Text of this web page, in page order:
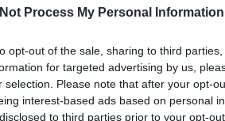
Process My Personal Information
opt-out of the sale, sharing to third
for targeted advertising by us,
selection. Please note that after your opt-
interest-based ads based on personal
to third parties prior to your opt-
shownak” tűnt, ami tegnap a
TÜNTETÉS KOSSUTH TÉR OKT23
JÁMBORANDRÁS
2016. 10. 24.